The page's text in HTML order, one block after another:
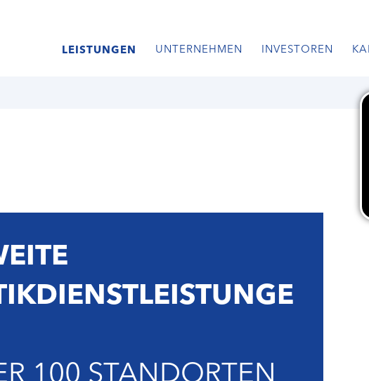
LEISTUNGEN
UNTERNEHMEN INVESTOREN
100 STANDORTEN